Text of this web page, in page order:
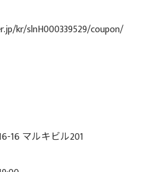
kr/slnH000339529/coupon/
16 マルキビル201